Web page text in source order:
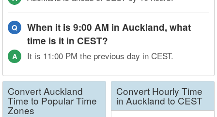
Q
When it is 9:00 AM in Auckland, what
time is it in CEST?
A It is 11:00 PM the previous day in CEST.
Convert Auckland
Time to Popular Time
Zones
Convert Hourly Time
in Auckland to CEST